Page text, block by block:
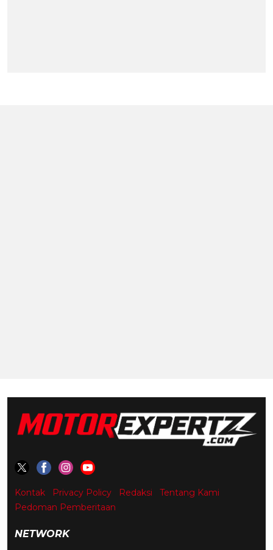
Kontak Privacy Policy Redaksi
Tentang Kami
Pedoman Pemberitaan
NETWORK